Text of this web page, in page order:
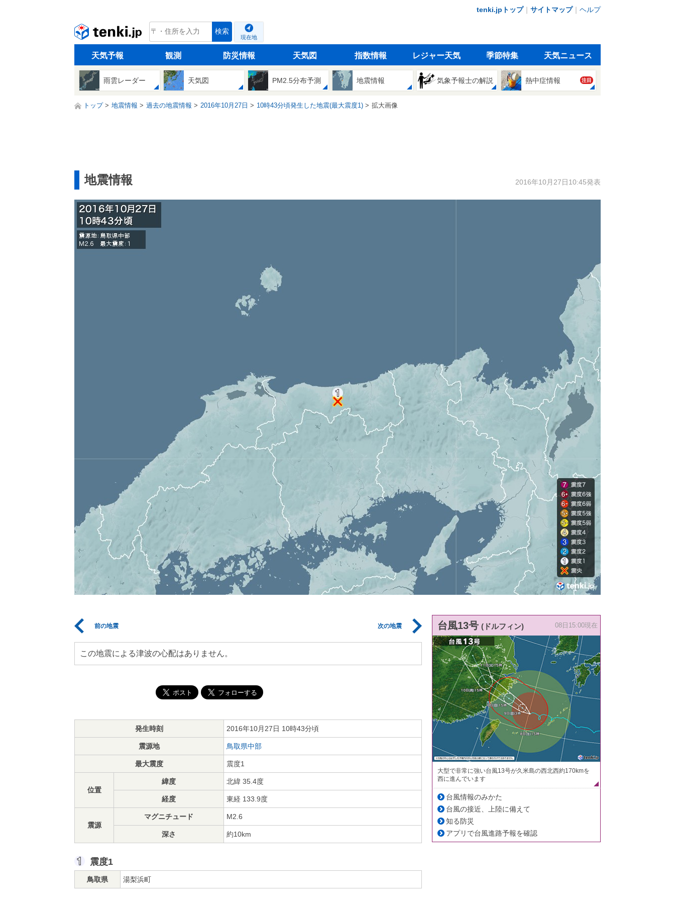
tenki.jpトップ｜ サイトマップ｜ ヘルプ
tenki.jp 検索
現在地
天気予報 観測 防災情報 天気図 指数情報 レジャー天気 季節特集 天気ニュース
雨雲レーダー 天気図 PM2.5分布予測 地震情報 気象予報士の解説 熱中症情報 注目
トップ 地震情報 過去の地震情報 2016年10月27日 10時43分頃発生した地震(最大震度1) 拡大画像
地震情報 2016年10月27日10:45発表
前の地震 次の地震
この地震による津波の心配はありません。
発生時刻 2016年10月27日 10時43分頃
震源地 鳥取県中部
最大震度 震度1
位置
緯度 北緯 35.4度
経度 東経 133.9度
震源
マグニチュード M2.6
深さ 約10km
震度1
鳥取県 湯梨浜町
台風13号 (ドルフィン) 08日15:00現在
大型で非常に強い台風13号が久米島の西北西約170kmを
西に進んでいます
台風情報のみかた
台風の接近、上陸に備えて
知る防災
アプリで台風進路予報を確認